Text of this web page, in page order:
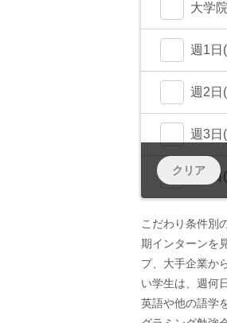
大学
週1日
週2日
週3日
週4日
週5日
土日
少数
クリア
こだわり条件別
期インターンを
プ、大手企業か
い学生は、週何
英語や他の語学